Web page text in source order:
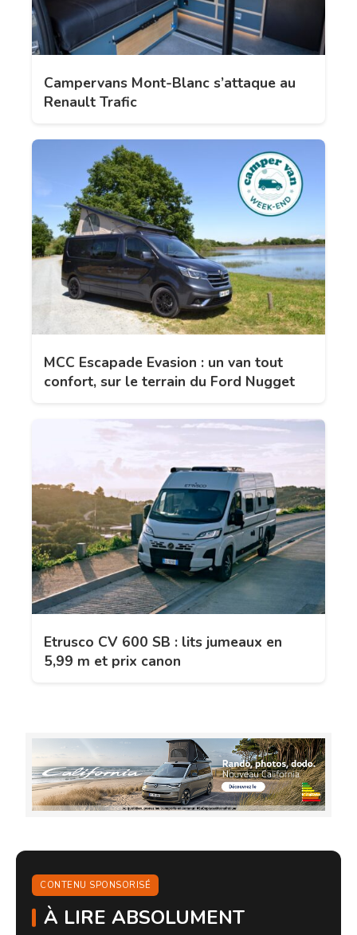
Campervans Mont-Blanc s’attaque au
Renault Trafic
MCC Escapade Evasion : un van tout
confort, sur le terrain du Ford Nugget
Etrusco CV 600 SB : lits jumeaux en
5,99 m et prix canon
CONTENU SPONSORISÉ
À LIRE ABSOLUMENT